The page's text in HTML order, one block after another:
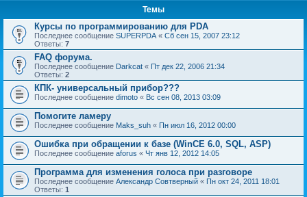
Темы
Курсы по программированию для PDA
Последнее сообщение SUPERPDA « Сб сен 15, 2007 23:12
Ответы: 7
FAQ форума.
Последнее сообщение Darkcat « Пт дек 22, 2006 21:34
Ответы: 2
КПК- универсальный прибор???
Последнее сообщение dimoto « Вс сен 08, 2013 03:09
Помогите ламеру
Последнее сообщение Maks_suh « Пн июл 16, 2012 00:00
Ошибка при обращении к базе (WinCE 6.0, SQL, ASP)
Последнее сообщение aforus « Чт янв 12, 2012 14:05
Программа для изменения голоса при разговоре
Последнее сообщение Александр Совтверный « Пн окт 24, 2011 18:01
Ответы: 1